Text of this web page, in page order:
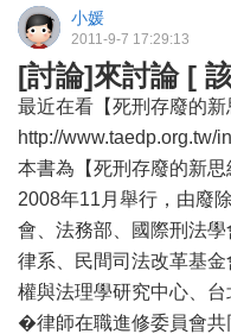
小媛
2011-9-7 17:29:13
[討論]來討論 [
最近在看【死刑存廢的
http://www.taedp.org.tw/
本書為【死刑存廢的新
2008年11月舉行，由廢
會、法務部、國際刑法
律系、民間司法改革基
權與法理學研究中心、
�律師在職進修委員會共